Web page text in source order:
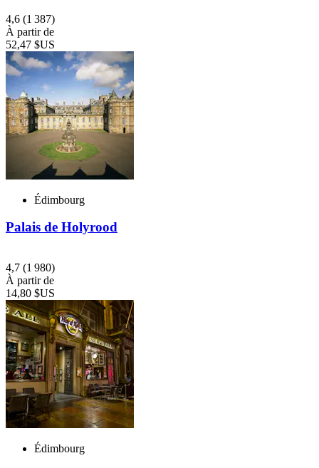
4,6 (1 387)
À partir de
52,47 $US
Édimbourg
Palais de Holyrood
4,7 (1 980)
À partir de
14,80 $US
Édimbourg